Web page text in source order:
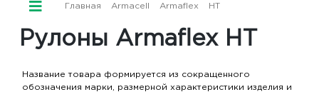
Главная Armacell Armaflex HT/ Рулоны
Рулоны Armaflex HT
Название товара формируется из сокращенного
обозначения марки, размерной характеристики изделия и